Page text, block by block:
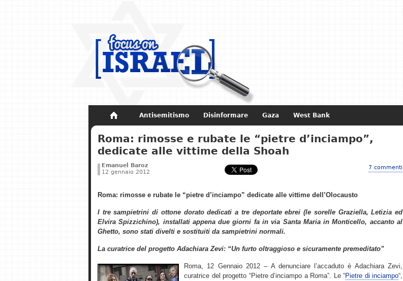
Antisemitismo Disinformare Gaza West Bank
Non dimenticare Storia di Israele
Roma: rimosse e rubate le “pietre d’inciampo”,
dedicate alle vittime della Shoah
Emanuel Baroz
12 gennaio 2012
7 commenti
Roma: rimosse e rubate le “pietre d’inciampo” dedicate alle vittime dell’Olocausto
I tre sampietrini di ottone dorato dedicati a tre deportate ebrei (le sorelle Graziella, Letizia ed
Elvira Spizzichino), installati appena due giorni fa in via Santa Maria in Monticello, accanto al
Ghetto, sono stati divelti e sostituiti da sampietrini normali.
La curatrice del progetto Adachiara Zevi: “Un furto oltraggioso e sicuramente premeditato”
Roma, 12 Gennaio 2012 – A denunciare l’accaduto è Adachiara Zevi,
curatrice del progetto “Pietre d’inciampo a Roma”. Le “Pietre di inciampo“,